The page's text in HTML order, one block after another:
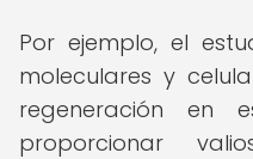
Por ejemplo, el
moleculares y
regeneración en
proporcionar